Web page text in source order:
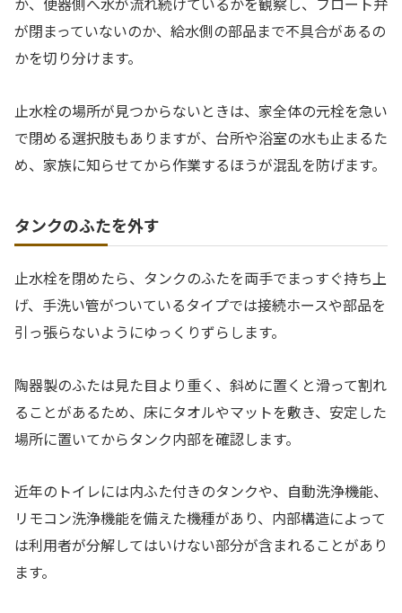
が閉まっていないのか、給水側の部品まで不具合があるの
かを切り分けます。
止水栓の場所が見つからないときは、家全体の元栓を急い
で閉める選択肢もありますが、台所や浴室の水も止まるた
め、家族に知らせてから作業するほうが混乱を防げます。
タンクのふたを外す
止水栓を閉めたら、タンクのふたを両手でまっすぐ持ち上
げ、手洗い管がついているタイプでは接続ホースや部品を
引っ張らないようにゆっくりずらします。
陶器製のふたは見た目より重く、斜めに置くと滑って割れ
ることがあるため、床にタオルやマットを敷き、安定した
場所に置いてからタンク内部を確認します。
近年のトイレには内ふた付きのタンクや、自動洗浄機能、
リモコン洗浄機能を備えた機種があり、内部構造によって
は利用者が分解してはいけない部分が含まれることがあり
ます。